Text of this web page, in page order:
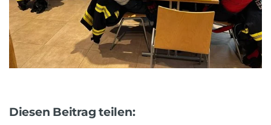
Diesen Beitrag teilen: